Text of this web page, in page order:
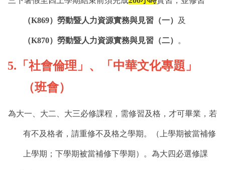
（K869）勞動暨人力資源實務與見習（一） 及
（K870）勞動暨人力資源實務與見習（二） 。
5. 「社會倫理」、「中華文化專題」
（班會）
為大一、大二、大三必修課程，需修習及格，才可畢業，若
有不及格者，請重修不及格之學期。（上學期被當補修
上學期；下學期被當補修下學期）。為大四必選修課